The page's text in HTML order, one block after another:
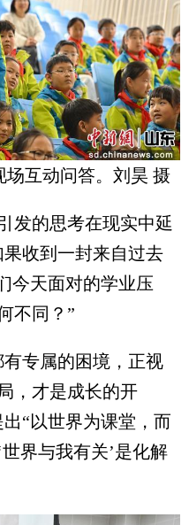
场互动问答。刘昊 摄
的思考在现实中延
收到一封来自过去
今天面对的学业压
不同？”
专属的困境，正视
，才是成长的开
“以世界为课堂，而
界与我有关’是化解